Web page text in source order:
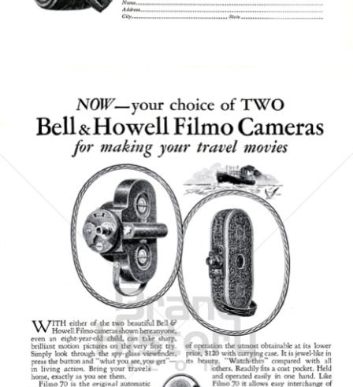
BELL & HOWELL BÖWE BELL & HOWELL 1928